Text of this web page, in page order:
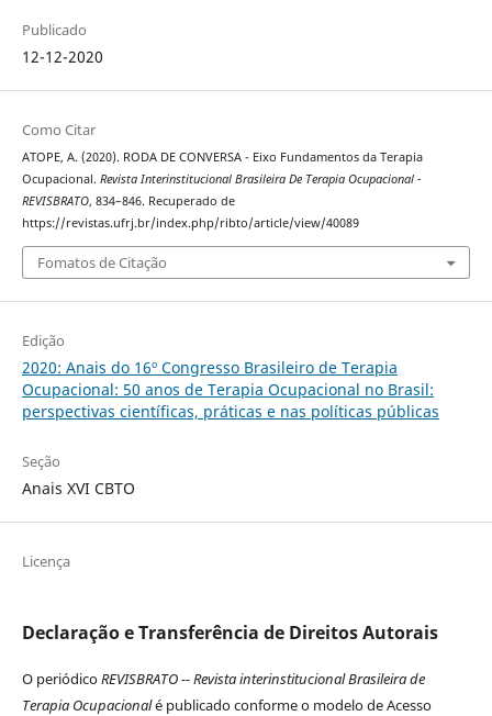
Publicado
12-12-2020
Como Citar
ATOPE, A. (2020). RODA DE CONVERSA - Eixo Fundamentos da Terapia
Ocupacional. Revista Interinstitucional Brasileira De Terapia Ocupacional -
REVISBRATO, 834–846. Recuperado de
https://revistas.ufrj.br/index.php/ribto/article/view/40089
Fomatos de Citação
Edição
2020: Anais do 16º Congresso Brasileiro de Terapia
Ocupacional: 50 anos de Terapia Ocupacional no Brasil:
perspectivas científicas, práticas e nas políticas públicas
Seção
Anais XVI CBTO
Licença
Declaração e Transferência de Direitos Autorais
O periódicoREVISBRATO -- Revista interinstitucional Brasileira de
Terapia Ocupacionalé publicado conforme o modelo de Acesso